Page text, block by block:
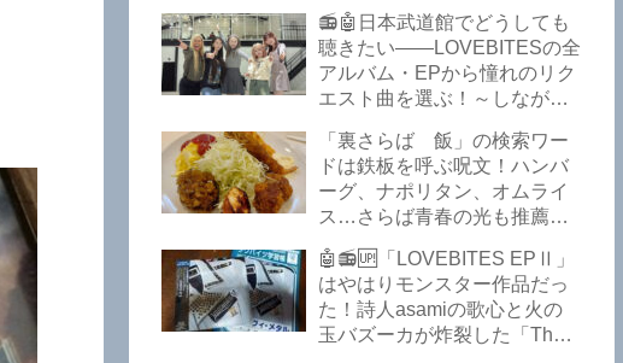
ごった返しているぞ！【さら
ば青春の光 五反田 グルメ】
２』が不気味な存在感で他を
圧倒した！異形の家族小説
『Q』も文句なしだぞ！～
2025年版「このミステリーが
すごい！」
📻🤖日本武道館でどうしても
聴きたい――LOVEBITESの全
アルバム・EPから憧れのリク
エスト曲を選ぶ！～しながわ
武道館】【ラブバイツ 武道
館】【LOVEBITES 武道館 セ
トリ】【LOVEBITES リクエ
スト曲】【LOVEBITES
Inspire】【LOVEBITES Under
The Red Sky】【LOVEBITES
Epilogue】【LOVEBITES
Today Is The Day】
【LOVEBITES Dystopia
「裏さらば 飯」の検索ワー
ドは鉄板を呼ぶ呪文！ハンバ
ーグ、ナポリタン、オムライ
ス…さらば青春の光も推薦！
定のお子様ランチを食ってき
たよ！【さらば青春の光 五反
田 グルメ】
🤖📻🆙「LOVEBITES EPⅡ」
はやはりモンスター作品だっ
た！詩人asamiの歌心と火の
玉バズーカが炸裂した「The